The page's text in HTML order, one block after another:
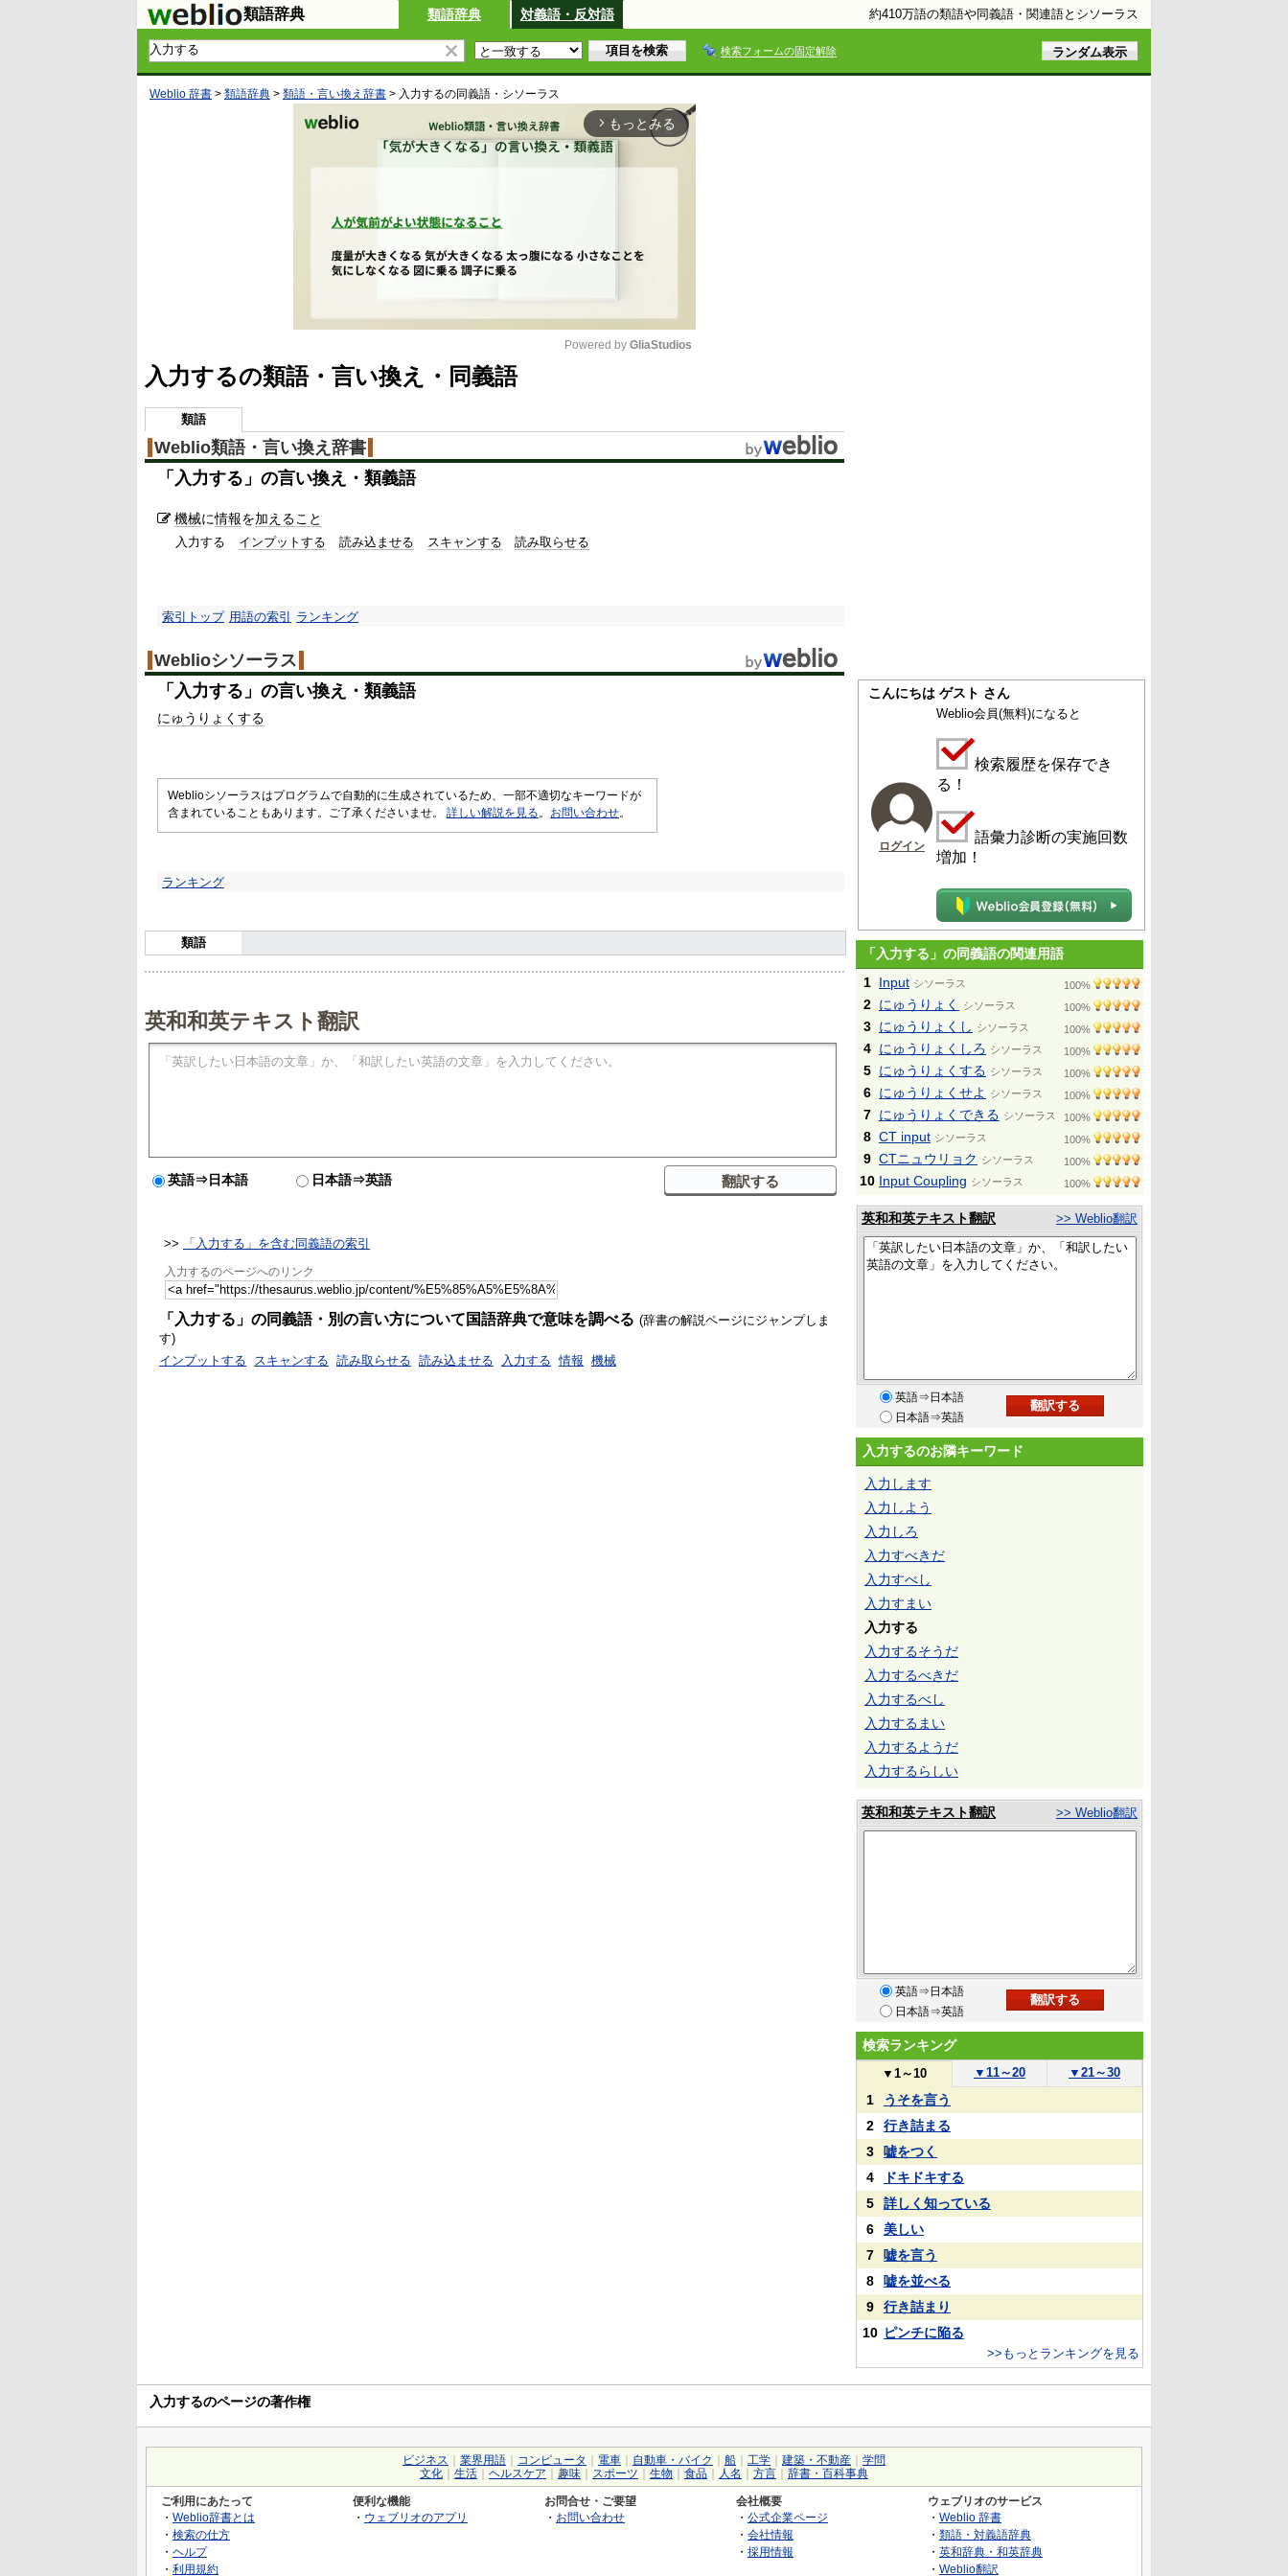
類語辞典 類語辞典 対義語・反対語 約410万語の類語や同義語・関連語とシソーラス
検索フォームの固定解除
Weblio 辞書 > 類語辞典 > 類語・言い換え辞書 > 入力するの同義語・シソーラス
arrow_forward_ios もっとみる
Powered by GliaStudios
入力するの類語・言い換え・同義語
類語
Weblio類語・言い換え辞書
「 入力する 」の言い換え・類義語
機械に情報を加えること
入力する インプットする 読み込ませる スキャンする 読み取らせる
索引トップ 用語の索引 ランキング
Weblioシソーラス
「 入力する 」の言い換え・類義語
にゅうりょくする
Weblioシソーラスはプログラムで自動的に生成されているため、一部不適切なキーワードが
含まれていることもあります。ご了承くださいませ。 詳しい解説を見る 。 お問い合わせ。
ランキング
類語
英和和英テキスト翻訳
英語⇒日本語 日本語⇒英語
>> 「入力する」を含む同義語の索引
入力するのページへのリンク
「入力する」の同義語・別の言い方について国語辞典で意味を調べる (辞書の解説ページにジャンプしま
す)
インプットする
スキャンする 読み取らせる 読み込ませる 入力する 情報 機械
こんにちは ゲスト さん
ログイン
Weblio会員(無料)になると
検索履歴を保存でき
る！
語彙力診断の実施回数
増加！
「入力する」の同義語の関連用語
1 Input シソーラス 100%
2 にゅうりょく シソーラス 100%
3 にゅうりょくし シソーラス 100%
4 にゅうりょくしろ シソーラス 100%
5 にゅうりょくする シソーラス 100%
6 にゅうりょくせよ シソーラス 100%
7 にゅうりょくできる シソーラス 100%
8 CT input シソーラス 100%
9 CTニュウリョク シソーラス 100%
10 Input Coupling シソーラス 100%
英和和英テキスト翻訳 >> Weblio翻訳
英語⇒日本語
日本語⇒英語
入力するのお隣キーワード
入力します
入力しよう
入力しろ
入力すべきだ
入力すべし
入力すまい
入力する
入力するそうだ
入力するべきだ
入力するべし
入力するまい
入力するようだ
入力するらしい
英和和英テキスト翻訳 >> Weblio翻訳
英語⇒日本語
日本語⇒英語
検索ランキング
▼ 1～10 ▼ 11～20 ▼ 21～30
1
うそを言う
2
行き詰まる
3
嘘をつく
4
ドキドキする
5
詳しく知っている
6
美しい
7
嘘を言う
8
嘘を並べる
9
行き詰まり
10 ピンチに陥る
>>もっとランキングを見る
入力するのページの著作権
ビジネス 業界用語 コンピュータ 電車 自動車・バイク 船 工学 建築・不動産
学問
文化
生活 ヘルスケア 趣味 スポーツ 生物 食品 人名 方言 辞書・百科事典
ご利用にあたって
・ Weblio辞書とは
・ 検索の仕方
・ ヘルプ
・ 利用規約
便利な機能
・ ウェブリオのアプリ
お問合せ・ご要望
・ お問い合わせ
会社概要
・ 公式企業ページ
・ 会社情報
・ 採用情報
ウェブリオのサービス
・ Weblio 辞書
・ 類語・対義語辞典
・ 英和辞典・和英辞典
・ Weblio翻訳